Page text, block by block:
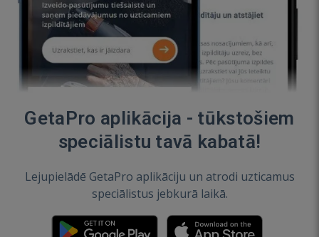
GetaPro aplikācija - tūkstošiem
speciālistu tavā kabatā!
Lejupielādē GetaPro aplikāciju un atrodi uzticamus
speciālistus jebkurā laikā.